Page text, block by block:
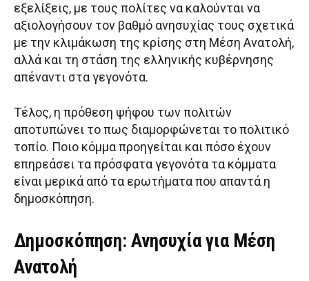
εξελίξεις, με τους πολίτες να καλούνται να
αξιολογήσουν τον βαθμό ανησυχίας τους σχετικά
με την κλιμάκωση της κρίσης στη Μέση Ανατολή,
αλλά και τη στάση της ελληνικής κυβέρνησης
απέναντι στα γεγονότα.
Τέλος, η πρόθεση ψήφου των πολιτών
αποτυπώνει το πως διαμορφώνεται το πολιτικό
τοπίο. Ποιο κόμμα προηγείται και πόσο έχουν
επηρεάσει τα πρόσφατα γεγονότα τα κόμματα
είναι μερικά από τα ερωτήματα που απαντά η
δημοσκόπηση.
Δημοσκόπηση: Ανησυχία για Μέση
Ανατολή